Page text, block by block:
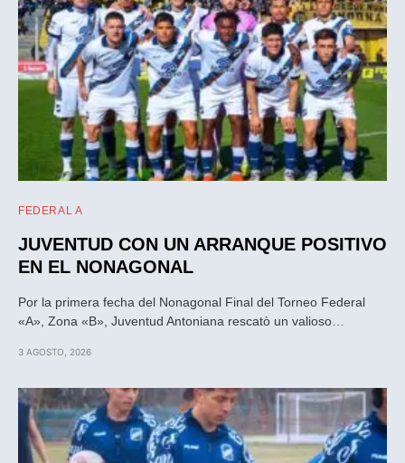
FEDERAL A
JUVENTUD CON UN ARRANQUE POSITIVO
EN EL NONAGONAL
Por la primera fecha del Nonagonal Final del Torneo Federal
«A», Zona «B», Juventud Antoniana rescatò un valioso…
3 AGOSTO, 2026